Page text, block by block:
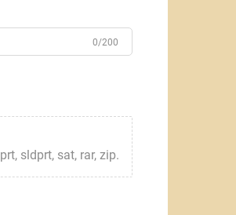
0/200
sldprt, sat, rar, zip.